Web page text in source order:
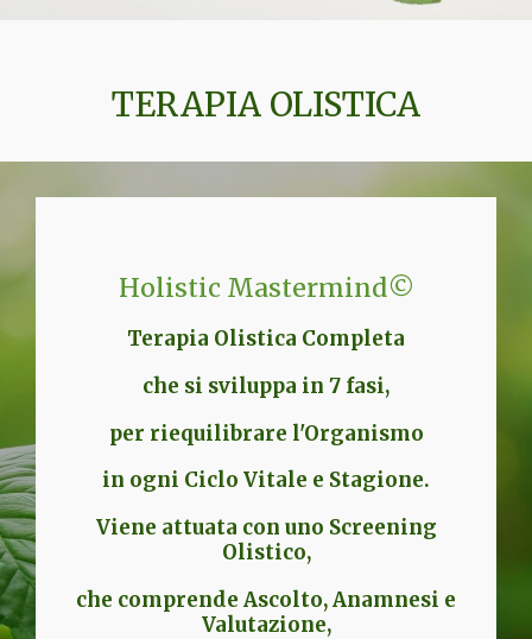
TERAPIA OLISTICA
Holistic Mastermind©
Terapia Olistica Completa
che si sviluppa in 7 fasi,
per riequilibrare l'Organismo
in ogni Ciclo Vitale e Stagione.
Viene attuata con uno Screening
Olistico,
che comprende Ascolto, Anamnesi e
Valutazione,